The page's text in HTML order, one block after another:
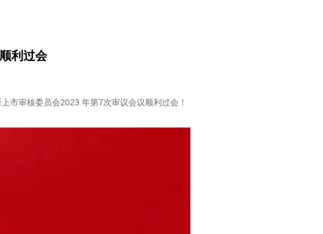
利过会
市审核委员会2023 年第7次审议会议顺利过会！